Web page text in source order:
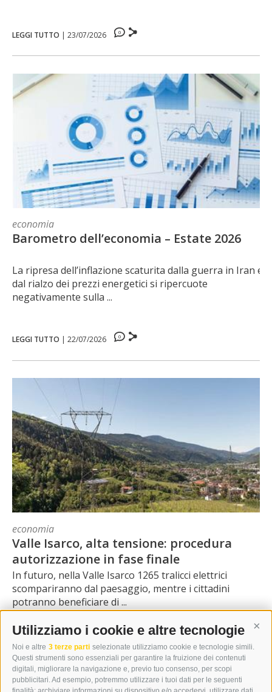
Utilizziamo i cookie e altre tecnologie
Noi e altre 3 terze parti selezionate utilizziamo cookie e tecnologie simili.
Questi strumenti sono essenziali per garantire la fruizione dei contenuti
digitali, migliorare la navigazione e, previo tuo consenso, per scopi
pubblicitari. Ad esempio, potremmo utilizzare i tuoi dati per le seguenti
LEGGI TUTTO |23/07/2026 0
economia
Barometro dell’economia – Estate 2026
La ripresa dell’inflazione scaturita dalla guerra in Iran e
dal rialzo dei prezzi energetici si ripercuote
negativamente sulla ...
LEGGI TUTTO |22/07/2026 0
economia
Valle Isarco, alta tensione: procedura
autorizzazione in fase finale
In futuro, nella Valle Isarco 1265 tralicci elettrici
scompariranno dal paesaggio, mentre i cittadini
potranno beneficiare di ...
LEGGI TUTTO|16/07/2026